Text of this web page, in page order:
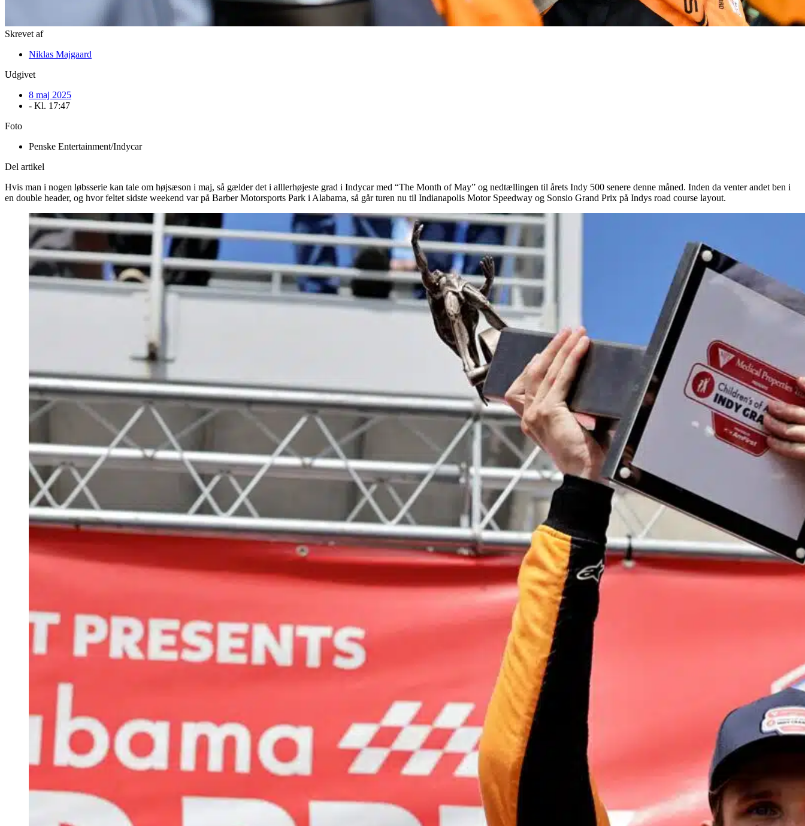
Skrevet af
Niklas Majgaard
Udgivet
8 maj 2025
- Kl. 17:47
Foto
Penske Entertainment/Indycar
Del artikel
Hvis man i nogen løbsserie kan tale om højsæson i maj, så gælder det i alllerhøjeste grad i Indycar med “The Month of May” og nedtællingen til årets Indy 500 senere denne måned. Inden da venter andet ben i
en double header, og hvor feltet sidste weekend var på Barber Motorsports Park i Alabama, så går turen nu til Indianapolis Motor Speedway og Sonsio Grand Prix på Indys road course layout.